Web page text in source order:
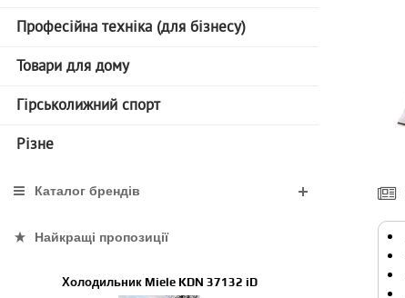
Професійна техніка (для бізнесу)
Товари для дому
Гірськолижний спорт
Різне
Каталог брендів
Найкращі пропозиції
Холодильник Miele KDN 37132 iD